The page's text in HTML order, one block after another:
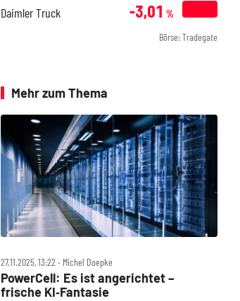
Daimler Truck -3,01 %
Börse: Tradegate
Mehr zum Thema
27.11.2025, 13:22 ‧ Michel Doepke
PowerCell: Es ist angerichtet –
frische KI‑Fantasie